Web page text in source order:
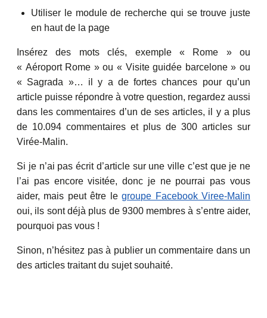
Utiliser le module de recherche qui se trouve juste
en haut de la page
Insérez des mots clés, exemple « Rome » ou
« Aéroport Rome » ou « Visite guidée barcelone » ou
« Sagrada »… il y a de fortes chances pour qu’un
article puisse répondre à votre question, regardez aussi
dans les commentaires d’un de ses articles, il y a plus
de 10.094 commentaires et plus de 300 articles sur
Virée-Malin.
Si je n’ai pas écrit d’article sur une ville c’est que je ne
l’ai pas encore visitée, donc je ne pourrai pas vous
aider, mais peut être legroupe Facebook Viree-Malin
oui, ils sont déjà plus de 9300 membres à s’entre aider,
pourquoi pas vous !
Sinon, n’hésitez pas à publier un commentaire dans un
des articles traitant du sujet souhaité.